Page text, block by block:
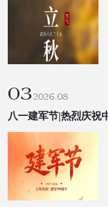
032026.08
八一建军节|热烈庆祝